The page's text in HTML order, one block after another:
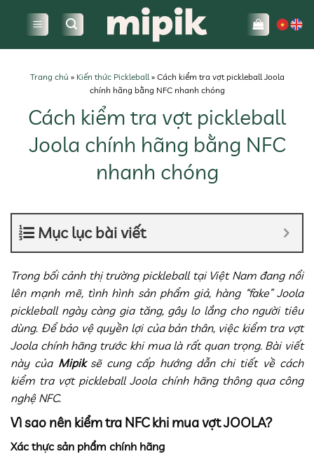
Trang chủ » Kiến thức Pickleball» Cách kiểm tra vợt pickleball Joola
chính hãng bằng NFC nhanh chóng
Cách kiểm tra vợt pickleball
Joola chính hãng bằng NFC
nhanh chóng
Mục lục bài viết
Trong bối cảnh thị trường pickleball tại Việt Nam đang nổi
lên mạnh mẽ, tình hình sản phẩm giả, hàng “fake” Joola
pickleball ngày càng gia tăng, gây lo lắng cho người tiêu
dùng. Để bảo vệ quyền lợi của bản thân, việc kiểm tra vợt
Joola chính hãng trước khi mua là rất quan trọng. Bài viết
này của Mipiksẽ cung cấp hướng dẫn chi tiết về cách
kiểm tra vợt pickleball Joola chính hãng thông qua công
nghệ NFC.
Vì sao nên kiểm tra NFC khi mua vợt JOOLA?
Xác thực sản phẩm chính hãng